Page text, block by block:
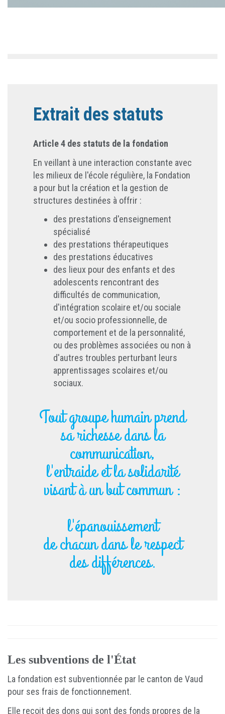
Extrait des statuts
Article 4 des statuts de la fondation
En veillant à une interaction constante avec
les milieux de l'école régulière, la Fondation
a pour but la création et la gestion de
structures destinées à offrir :
des prestations d'enseignement
spécialisé
des prestations thérapeutiques
des prestations éducatives
des lieux pour des enfants et des
adolescents rencontrant des
difficultés de communication,
d'intégration scolaire et/ou sociale
et/ou socio professionnelle, de
comportement et de la personnalité,
ou des problèmes associées ou non à
d'autres troubles perturbant leurs
apprentissages scolaires et/ou
sociaux.
Tout groupe humain prend
sa richesse dans la
communication,
l'entraide et la solidarité
visant à un but commun :
l'épanouissement
de chacun dans le respect
des différences.
Les subventions de l'État
La fondation est subventionnée par le canton de Vaud
pour ses frais de fonctionnement.
Elle reçoit des dons qui sont des fonds propres de la